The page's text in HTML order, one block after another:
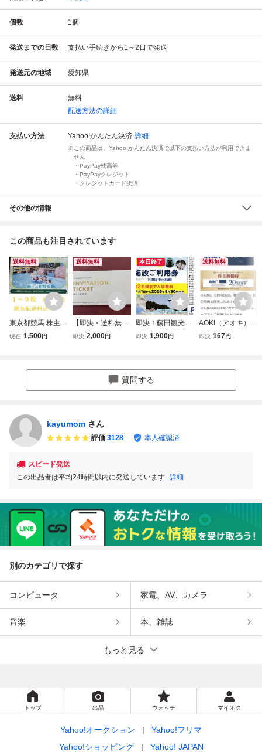
個数 1個
発送までの日数 支払い手続きから1～2日で発送
発送元の地域 愛知県
送料
無料
配送方法の詳細
支払い方法 Yahoo!かんたん決済 詳細
この商品は、Yahoo!かんたん決済で以下の支払い方法が利用できま
せん
・PayPay残高等
・PayPayクレジット
・クレジットカード決済
その他の情報
この商品も注目されています
送料無料
東京都競馬 株主優
待券 東京サマーラ
現在 1,500円
送料無料
【即決・送料無
料】 VTホールデ
他 有効期限2026
年12月末日まで K
即決 2,000円
本日終了
即決！藤田観光
日帰り施設ご利用
海中水族館
即決 1,900円
送料無料
AOKI（アオキ）ホ
ールディングス 株
即決 167円
質問する
kayumom さん
評価 3128 本人確認済
スピード発送
この出品者は平均24時間以内に発送しています 詳細
別のカテゴリで探す
コンピュータ 家電、AV、カメラ
音楽 本、雑誌
もっと見る
トップ 出品 ウォッチ マイオク
Yahoo!オークション
Yahoo!フリマ
Yahoo!ショッピング
Yahoo! JAPAN